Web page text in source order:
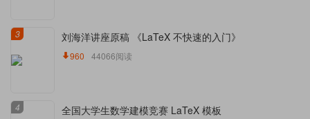
3 刘海洋讲座原稿 《LaTeX 不快速的入门》
960 44066阅读
4 全国大学生数学建模竞赛 LaTeX 模板